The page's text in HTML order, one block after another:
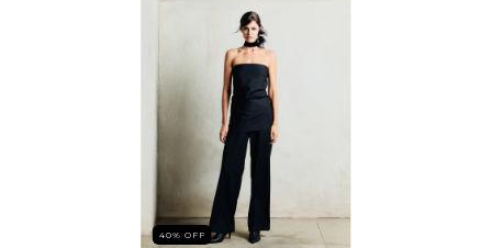
40% OFF